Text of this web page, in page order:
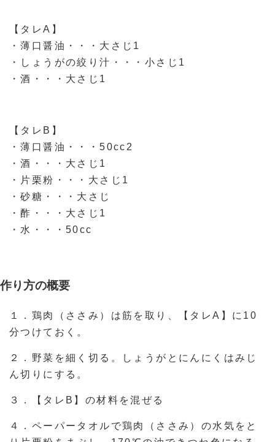
【タレA】
・薄口醤油・・・大さじ1
・しょうがの絞り汁・・・小さじ1
・酒・・・大さじ1
【タレB】
・薄口醤油・・・50cc2
・酒・・・大さじ1
・片栗粉・・・大さじ1
・砂糖・・・大さじ
・酢・・・大さじ1
・水・・・50cc
作り方の概要
１．鶏肉（ささみ）は筋を取り、【タレA】に10
分つけておく。
２．野菜を細く切る。しょうがとにんにくはみじ
ん切りにする。
３．【タレB】の材料を混ぜる
４．ペーパータオルで鶏肉（ささみ）の水気をと